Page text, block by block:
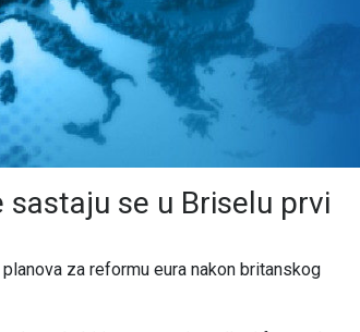
se u Briselu prvi
za reformu eura nakon britanskog